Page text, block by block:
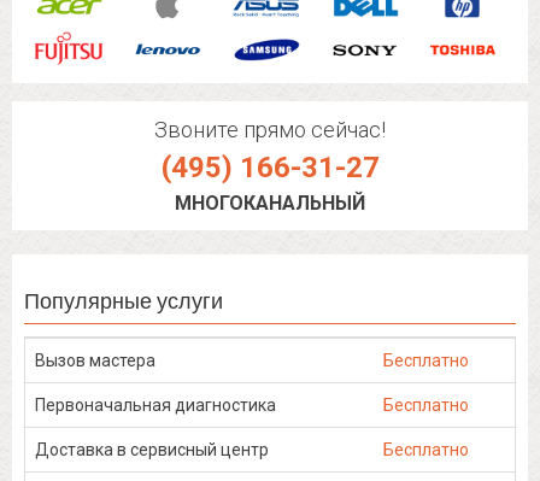
Звоните прямо сейчас!
(495) 166-31-27
МНОГОКАНАЛЬНЫЙ
Популярные услуги
Вызов мастера Бесплатно
Первоначальная диагностика Бесплатно
Доставка в сервисный центр Бесплатно